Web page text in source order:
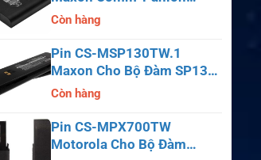
CP0150, CP0511, CP0515
Còn hàng
Pin CS-MSP130TW.1
Maxon Cho Bộ Đàm SP130,
SP140, SP150, SL55
Còn hàng
Pin CS-MPX700TW
Motorola Cho Bộ Đàm